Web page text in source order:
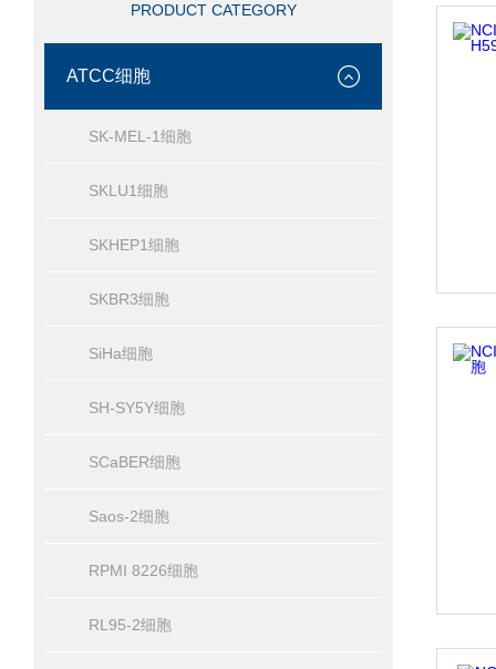
PRODUCT CATEGORY
ATCC细胞
SK-MEL-1细胞
SKLU1细胞
SKHEP1细胞
SKBR3细胞
SiHa细胞
SH-SY5Y细胞
SCaBER细胞
Saos-2细胞
RPMI 8226细胞
RL95-2细胞